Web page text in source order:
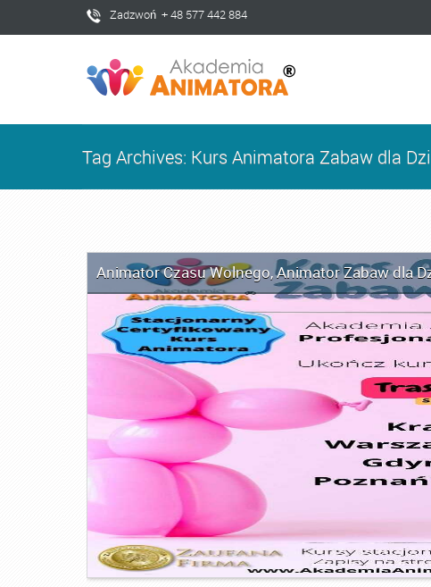
Zadzwoń + 48 577 442 884
Tag Archives: Kurs Animatora Zabaw dla
Animator Czasu Wolnego,Animator Zabaw dla